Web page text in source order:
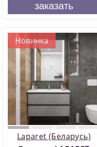
заказать
Новинка
Laparet (Беларусь)